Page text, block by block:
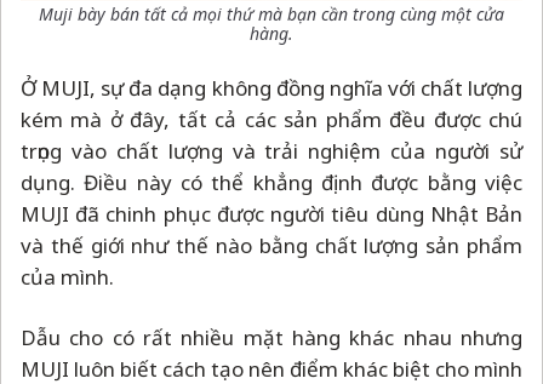
Muji bày bán tất cả mọi thứ mà bạn cần trong cùng một cửa
hàng.
Ở MUJI, sự đa dạng không đồng nghĩa với chất lượng
kém mà ở đây, tất cả các sản phẩm đều được chú
trọng vào chất lượng và trải nghiệm của người sử
dụng. Điều này có thể khẳng định được bằng việc
MUJI đã chinh phục được người tiêu dùng Nhật Bản
và thế giới như thế nào bằng chất lượng sản phẩm
của mình.
Dẫu cho có rất nhiều mặt hàng khác nhau nhưng
MUJI luôn biết cách tạo nên điểm khác biệt cho mình